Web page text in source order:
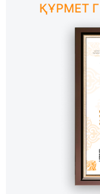
ҚҰРМЕТ